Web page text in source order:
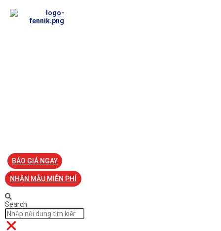
BÁO GIÁ NGAY
NHẬN MẪU MIỄN PHÍ
Search